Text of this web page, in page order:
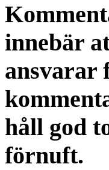
innebär
ansvarar
håll god
förnuft.